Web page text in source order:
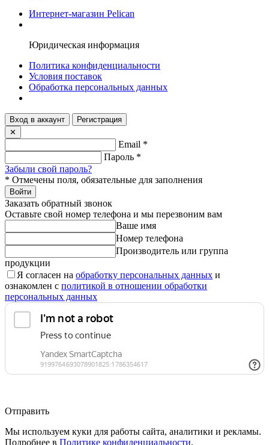
Интернет-магазин Pelican
Юридическая информация
Политика конфиденциальности
Условия поставок
Обработка персональных данных
Вход в аккаунт
Регистрация
✕
Email *
Пароль *
Забыли свой пароль?
* Отмечены поля, обязательные для заполнения
Войти
Заказать обратный звонок
Оставьте свой номер телефона и мы перезвоним вам
Ваше имя
Номер телефона
Производитель или группа
продукции
Я согласен на обработку персональных данных и
ознакомлен с политикой в отношении обработки
персональных данных
Отправить
Мы используем куки для работы сайта, аналитики и рекламы.
Подробнее в Политике конфиденциальности.